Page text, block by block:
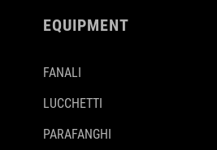
EQUIPMENT
FANALI
LUCCHETTI
PARAFANGHI